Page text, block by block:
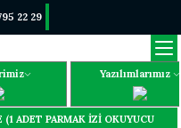
22 29
Yazılımlarımız
ADET PARMAK İZİ OKUYUCU